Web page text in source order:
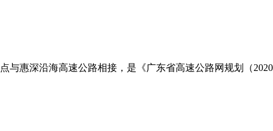
点与惠深沿海高速公路相接，是《广东省高速公路网规划（2020